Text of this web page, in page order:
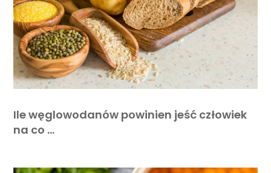
Ile węglowodanów powinien jeść człowiek
na co …